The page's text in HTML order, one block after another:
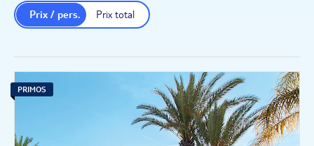
Prix total
Prix / pers.
PRIMOS